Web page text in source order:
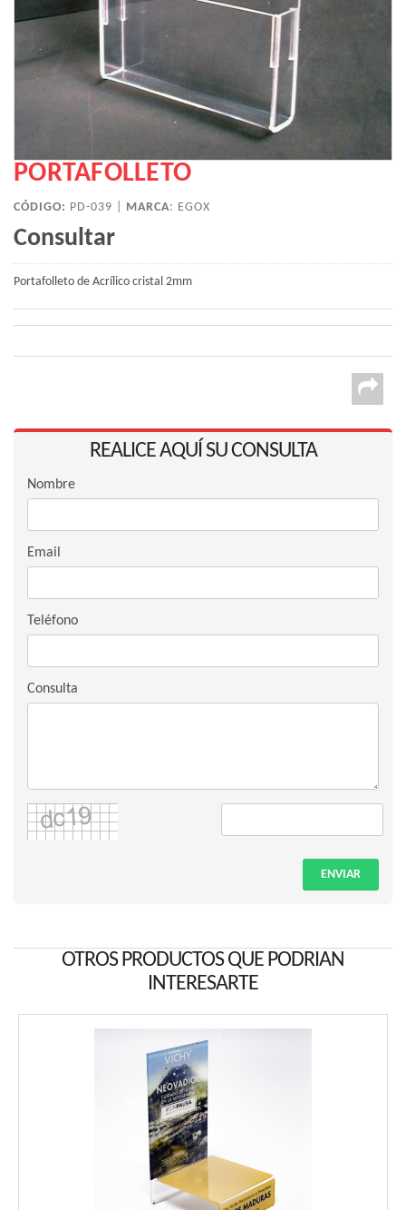
PORTAFOLLETO
CÓDIGO: PD-039 | MARCA: EGOX
Consultar
Portafolleto de Acrílico cristal 2mm
REALICE AQUÍ SU CONSULTA
Nombre
Email
Teléfono
Consulta
ENVIAR
OTROS PRODUCTOS QUE PODRIAN
INTERESARTE